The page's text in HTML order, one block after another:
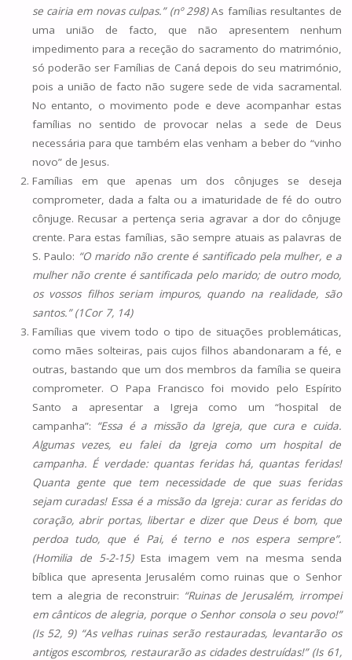
se cairia em novas culpas.” (nº 298)As famílias resultantes de
uma união de facto, que não apresentem nenhum
impedimento para a receção do sacramento do matrimónio,
só poderão ser Famílias de Caná depois do seu matrimónio,
pois a união de facto não sugere sede de vida sacramental.
No entanto, o movimento pode e deve acompanhar estas
famílias no sentido de provocar nelas a sede de Deus
necessária para que também elas venham a beber do “vinho
novo” de Jesus.
Famílias em que apenas um dos cônjuges se deseja
comprometer, dada a falta ou a imaturidade de fé do outro
cônjuge. Recusar a pertença seria agravar a dor do cônjuge
crente. Para estas famílias, são sempre atuais as palavras de
S. Paulo: “O marido não crente é santificado pela mulher, e a
mulher não crente é santificada pelo marido; de outro modo,
os vossos filhos seriam impuros, quando na realidade, são
santos.” (1Cor 7, 14)
Famílias que vivem todo o tipo de situações problemáticas,
como mães solteiras, pais cujos filhos abandonaram a fé, e
outras, bastando que um dos membros da família se queira
comprometer. O Papa Francisco foi movido pelo Espírito
Santo a apresentar a Igreja como um “hospital de
campanha”: “Essa é a missão da Igreja, que cura e cuida.
Algumas vezes, eu falei da Igreja como um hospital de
campanha. É verdade: quantas feridas há, quantas feridas!
Quanta gente que tem necessidade de que suas feridas
sejam curadas! Essa é a missão da Igreja: curar as feridas do
coração, abrir portas, libertar e dizer que Deus é bom, que
perdoa tudo, que é Pai, é terno e nos espera sempre”.
(Homilia de 5-2-15) Esta imagem vem na mesma senda
bíblica que apresenta Jerusalém como ruinas que o Senhor
tem a alegria de reconstruir: “Ruinas de Jerusalém, irrompei
em cânticos de alegria, porque o Senhor consola o seu povo!”
(Is 52, 9) “As velhas ruinas serão restauradas, levantarão os
antigos escombros, restaurarão as cidades destruídas!” (Is 61,